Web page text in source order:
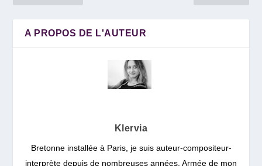
A PROPOS DE L'AUTEUR
Klervia
Bretonne installée à Paris, je suis auteur-compositeur-
interprète depuis de nombreuses années. Armée de mon